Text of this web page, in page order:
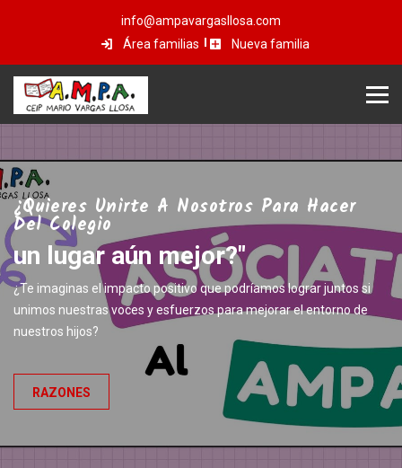
info@ampavargasllosa.com
Área familias
Nueva familia
¿Quieres Unirte A Nosotros Para Hacer
Del Colegio
un lugar aún mejor?"
¿Te imaginas el impacto positivo que podríamos lograr juntos si
unimos nuestras voces y esfuerzos para mejorar el entorno de
nuestros hijos?
RAZONES